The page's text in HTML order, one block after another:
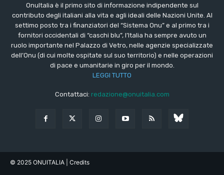
OnuItalia è il primo sito di informazione indipendente sul
contributo degli italiani alla vita e agli ideali delle Nazioni Unite. Al
settimo posto tra i finanziatori del “Sistema Onu” e al primo tra i
fornitori occidentali di “caschi blu”, l’Italia ha sempre avuto un
ruolo importante nel Palazzo di Vetro, nelle agenzie specializzate
dell’Onu (di cui molte ospitate sul suo territorio) e nelle operazioni
di pace e umanitarie in giro per il mondo.
LEGGI TUTTO
Contattaci: redazione@onuitalia.com
© 2025 ONUITALIA | Credits